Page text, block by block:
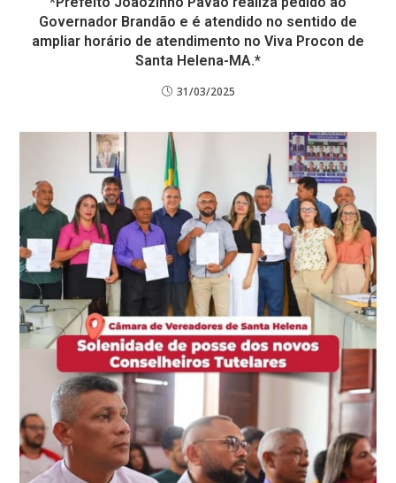
Governador Brandão e é atendido no sentido de
ampliar horário de atendimento no Viva Procon de
Santa Helena-MA.*
31/03/2025